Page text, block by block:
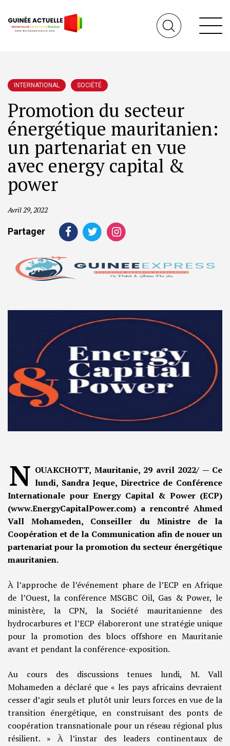
INTERNATIONAL SOCIÉTÉ
Promotion du secteur
énergétique mauritanien:
un partenariat en vue
avec energy capital &
power
Avril 29, 2022
Partager
N OUAKCHOTT, Mauritanie, 29 avril 2022/ — Ce
lundi, Sandra Jeque, Directrice de Conférence
Internationale pour Energy Capital & Power (ECP)
(www.EnergyCapitalPower.com) a rencontré Ahmed
Vall Mohameden, Conseiller du Ministre de la
Coopération et de la Communication afin de nouer un
partenariat pour la promotion du secteur énergétique
mauritanien.
À l’approche de l’événement phare de l’ECP en Afrique
de l’Ouest, la conférence MSGBC Oil, Gas & Power, le
ministère, la CPN, la Société mauritanienne des
hydrocarbures et l’ECP élaboreront une stratégie unique
pour la promotion des blocs offshore en Mauritanie
avant et pendant la conférence-exposition.
Au cours des discussions tenues lundi, M. Vall
Mohameden a déclaré que « les pays africains devraient
cesser d’agir seuls et plutôt unir leurs forces en vue de la
transition énergétique, en construisant des ponts de
coopération transnationale pour un réseau régional plus
résilient. » À l’instar des leaders continentaux de